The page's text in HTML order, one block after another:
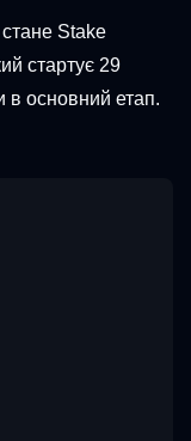
Stake
стартує 29
в основний етап.